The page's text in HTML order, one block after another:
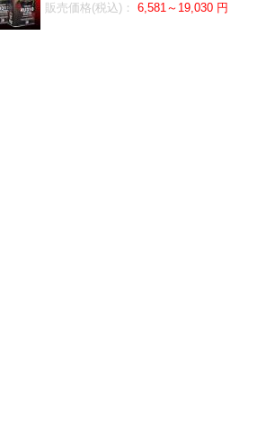
販売価格(税込)：
6,581～19,030 円